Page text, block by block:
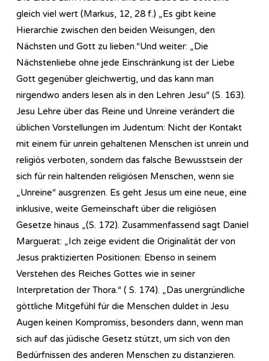
gleich viel wert (Markus, 12, 28 f.) „Es gibt keine
Hierarchie zwischen den beiden Weisungen, den
Nächsten und Gott zu lieben.“Und weiter: „Die
Nächstenliebe ohne jede Einschränkung ist der Liebe
Gott gegenüber gleichwertig, und das kann man
nirgendwo anders lesen als in den Lehren Jesu“ (S. 163).
Jesu Lehre über das Reine und Unreine verändert die
üblichen Vorstellungen im Judentum: Nicht der Kontakt
mit einem für unrein gehaltenen Menschen ist unrein und
religiös verboten, sondern das falsche Bewusstsein der
sich für rein haltenden religiösen Menschen, wenn sie
„Unreine“ ausgrenzen. Es geht Jesus um eine neue, eine
inklusive, weite Gemeinschaft über die religiösen
Gesetze hinaus „(S. 172). Zusammenfassend sagt Daniel
Marguerat: „Ich zeige evident die Originalität der von
Jesus praktizierten Positionen: Ebenso in seinem
Verstehen des Reiches Gottes wie in seiner
Interpretation der Thora.“ ( S. 174). „Das unergründliche
göttliche Mitgefühl für die Menschen duldet in Jesu
Augen keinen Kompromiss, besonders dann, wenn man
sich auf das jüdische Gesetz stützt, um sich von den
Bedürfnissen des anderen Menschen zu distanzieren.